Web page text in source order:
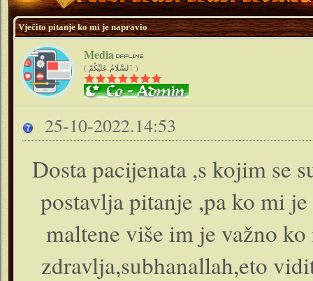
Vječito pitanje ko mi je napravio
Media
( ٱلسَّلَامُ عَلَيْكُمْ )
25-10-2022.14:53
Dosta pacijenata ,s kojim se
postavlja pitanje ,pa ko mi
maltene više im je važno
zdravlja,subhanallah,eto